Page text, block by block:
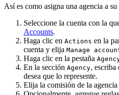
Así es como asigna una agencia a su
Seleccione la cuenta con la
Accounts.
Haga clic en Actions en la
cuenta y elija Manage
Haga clic en la pestaña
En la sección Agency, escriba
desea que lo represente.
Elija la comisión de la